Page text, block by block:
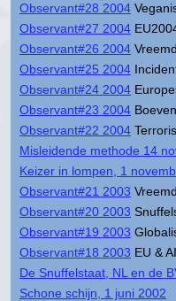
Observant#28 2004
Observant#27 2004
Observant#26 2004
Observant#25 2004
Observant#24 2004
Observant#23 2004
Observant#22 2004
Misleidende methode 14
Keizer in lompen, 1
Observant#21 2003
Observant#20 2003
Observant#19 2003
Observant#18 2003 EU &
De Snuffelstaat, NL en de
Schone schijn, 1 juni 2002